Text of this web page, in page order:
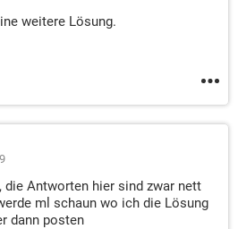
weitere Lösung.
die Antworten hier sind zwar nett
ml schaun wo ich die Lösung
dann posten